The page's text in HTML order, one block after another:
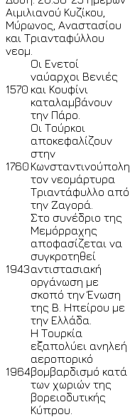
Αιμιλιανού Κυζίκου,
Μύρωνος, Αναστασίου
και Τριανταφύλλου
νεομ.
1570
Οι Ενετοί
ναύαρχοι Βενιές
και Κουφίνι
καταλαμβάνουν
την Πάρο.
1760
Οι Τούρκοι
αποκεφαλίζουν
στην
Κωνσταντινούπολη
τον νεομάρτυρα
Τριαντάφυλλο από
την Ζαγορά.
1943
Στο συνέδριο της
Μεμόρραχης
αποφασίζεται να
συγκροτηθεί
αντιστασιακή
οργάνωση με
σκοπό την Ένωση
της Β. Ηπείρου με
την Ελλάδα.
1964
Η Τουρκία
εξαπολύει ανηλεή
αεροπορικό
βομβαρδισμό κατά
των χωριών της
βορειοδυτικής
Κύπρου.